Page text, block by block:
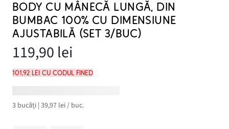
BODY CU MÂNECĂ LUNGĂ, DIN
BUMBAC 100% CU DIMENSIUNE
AJUSTABILĂ (SET 3/BUC)
119,90 lei
101,92 lei cu codul FINED
3 bucăți | 39,97 lei / buc.